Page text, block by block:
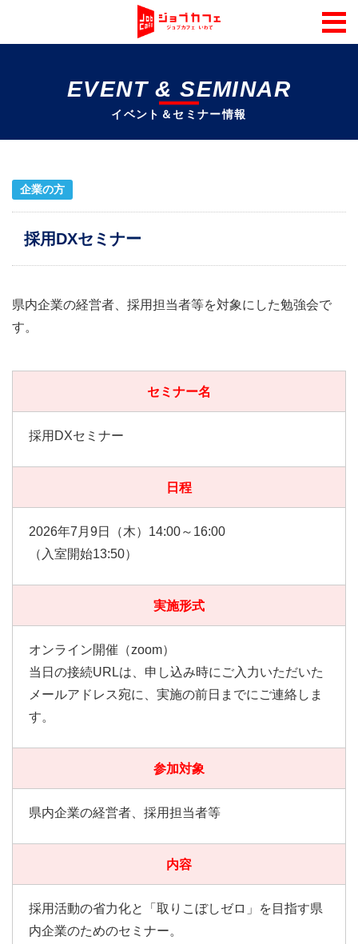
EVENT & SEMINAR
イベント＆セミナー情報
企業の方
採用DXセミナー
県内企業の経営者、採用担当者等を対象にした勉強会で
す。
セミナー名
採用DXセミナー
日程
2026年7月9日（木）14:00～16:00
（入室開始13:50）
実施形式
オンライン開催（zoom）
当日の接続URLは、申し込み時にご入力いただいた
メールアドレス宛に、実施の前日までにご連絡しま
す。
参加対象
県内企業の経営者、採用担当者等
内容
採用活動の省力化と「取りこぼしゼロ」を目指す県
内企業のためのセミナー。